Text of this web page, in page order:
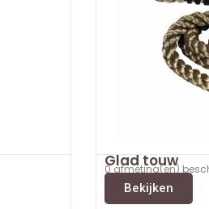
Glad touw
0 afmeting(en)
Bekijken